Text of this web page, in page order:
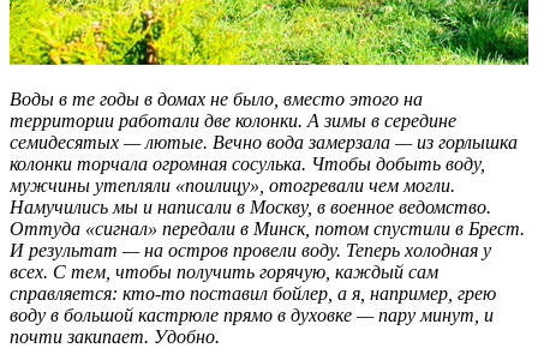
Воды в те годы в домах не было, вместо этого на
территории работали две колонки. А зимы в середине
семидесятых — лютые. Вечно вода замерзала — из горлышка
колонки торчала огромная сосулька. Чтобы добыть воду,
мужчины утепляли «поилицу», отогревали чем могли.
Намучились мы и написали в Москву, в военное ведомство.
Оттуда «сигнал» передали в Минск, потом спустили в Брест.
И результат — на остров провели воду. Теперь холодная у
всех. С тем, чтобы получить горячую, каждый сам
справляется: кто-то поставил бойлер, а я, например, грею
воду в большой кастрюле прямо в духовке — пару минут, и
почти закипает. Удобно.